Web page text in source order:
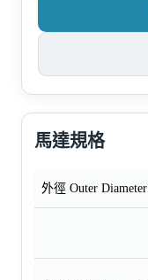
馬達規格
外徑 Outer Diameter